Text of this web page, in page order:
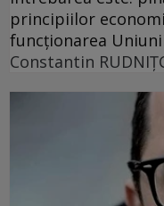
principiilor
funcționarea
Constantin